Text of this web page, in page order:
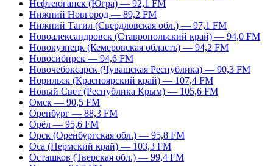
Нефтеюганск (Югра) — 92,1 FM
Нижний Новгород — 89,2 FM
Нижний Тагил (Свердловская обл.) — 97,1 FM
Новоалександровск (Ставропольский край) — 94,0 FM
Новокузнецк (Кемеровская область) — 94,2 FM
Новосибирск — 94,6 FM
Новочебоксарск (Чувашская Республика) — 90,3 FM
Норильск (Красноярский край) — 107,4 FM
Новый Свет (Республика Крым) — 105,6 FM
Омск — 90,5 FM
Оренбург — 88,3 FM
Орёл — 95,6 FM
Орск (Оренбургская обл.) — 95,8 FM
Оса (Пермский край) — 103,3 FM
Осташков (Тверская обл.) — 99,4 FM